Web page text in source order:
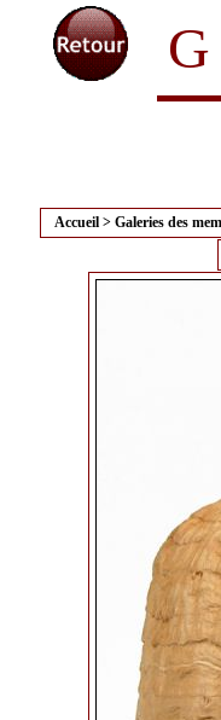
Accueil > Galeries des